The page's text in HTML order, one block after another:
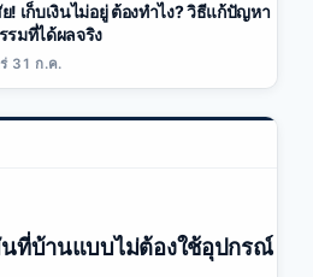
! เก็บเงินไม่อยู่ ต้องทำไง? วิธีแก้ปัญหา
รมที่ได้ผลจริง
31 ก.ค.
ที่บ้านแบบไม่ต้องใช้อุปกรณ์